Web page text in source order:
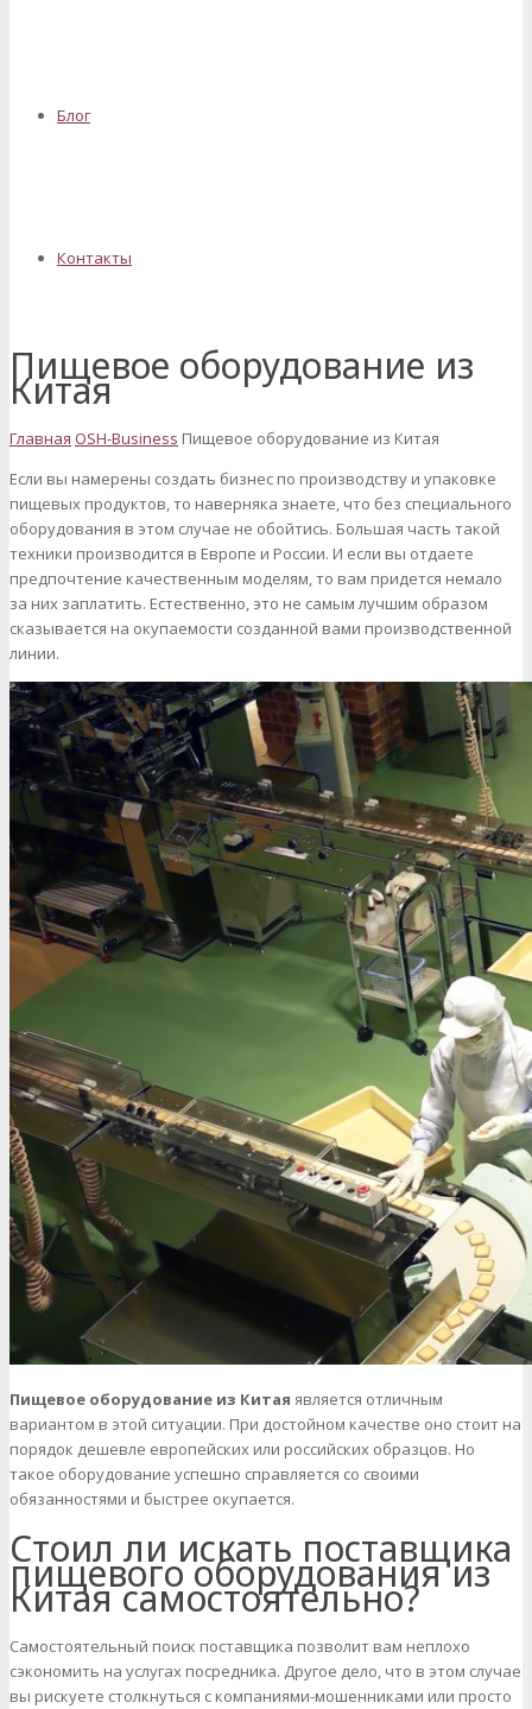
Блог
Контакты
Пищевое оборудование из
Китая
Главная OSH-Business Пищевое оборудование из Китая
Если вы намерены создать бизнес по производству и упаковке
пищевых продуктов, то наверняка знаете, что без специального
оборудования в этом случае не обойтись. Большая часть такой
техники производится в Европе и России. И если вы отдаете
предпочтение качественным моделям, то вам придется немало
за них заплатить. Естественно, это не самым лучшим образом
сказывается на окупаемости созданной вами производственной
линии.
Пищевое оборудование из Китая является отличным
вариантом в этой ситуации. При достойном качестве оно стоит на
порядок дешевле европейских или российских образцов. Но
такое оборудование успешно справляется со своими
обязанностями и быстрее окупается.
Стоил ли искать поставщика
пищевого оборудования из
Китая самостоятельно?
Самостоятельный поиск поставщика позволит вам неплохо
сэкономить на услугах посредника. Другое дело, что в этом случае
вы рискуете столкнуться с компаниями-мошенниками или просто